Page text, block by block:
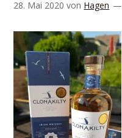
28. Mai 2020 von Hagen